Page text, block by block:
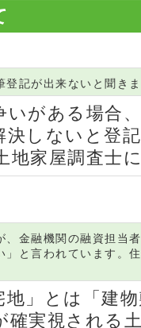
登記が出来ないと聞き
いがある場合
決しないと登
地家屋調査士
、金融機関の融資担当
」と言われています。
地」とは「建
確実視される